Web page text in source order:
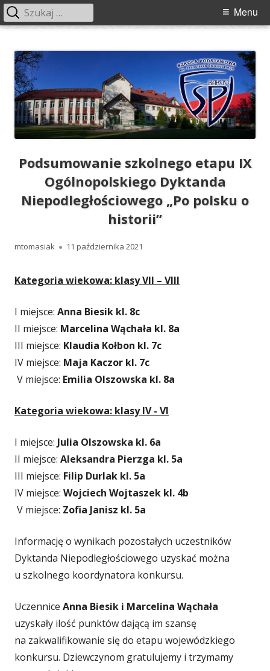
treści
Świebockiego w Barcicach
Menu
Menu
Szukaj:
Podsumowanie szkolnego etapu IX
Ogólnopolskiego Dyktanda
Niepodległościowego „Po polsku o
historii”
Autor
mtomasiak Opublikowano
11 października 2021
Kategoria wiekowa: klasy VII – VIII
I miejsce: Anna Biesik kl. 8c
II miejsce: Marcelina Wąchała kl. 8a
III miejsce: Klaudia Kołbon kl. 7c
IV miejsce: Maja Kaczor kl. 7c
V miejsce: Emilia Olszowska kl. 8a
Kategoria wiekowa: klasy IV - VI
I miejsce: Julia Olszowska kl. 6a
II miejsce: Aleksandra Pierzga kl. 5a
III miejsce: Filip Durlak kl. 5a
IV miejsce: Wojciech Wojtaszek kl. 4b
V miejsce: Zofia Janisz kl. 5a
Informację o wynikach pozostałych uczestników
Dyktanda Niepodległościowego uzyskać można
u szkolnego koordynatora konkursu.
Uczennice Anna Biesik i Marcelina Wąchała
uzyskały ilość punktów dającą im szansę
na zakwalifikowanie się do etapu wojewódzkiego
konkursu. Dziewczynom gratulujemy i trzymamy